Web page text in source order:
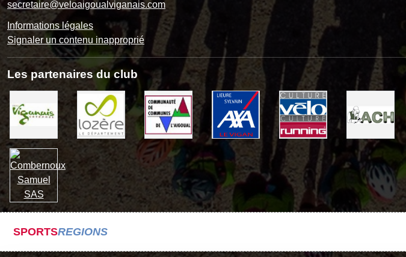
secretaire@veloaigoualviganais.com
Informations légales
Signaler un contenu inapproprié
Les partenaires du club
SPORTSREGIONS